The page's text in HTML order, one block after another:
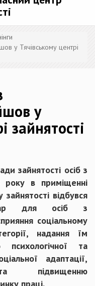
у Тячівському центрі
у
зайнятості
зайнятості осіб з
року в приміщенні
відбувся
для осіб з
соціальному
надання їм
та
адаптації,
підвищенню